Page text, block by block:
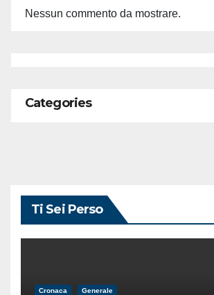
Nessun commento da mostrare.
Categories
Ti Sei Perso
Cronaca Generale